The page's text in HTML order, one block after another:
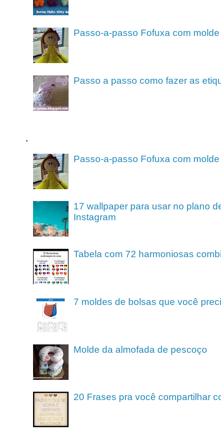
Passo-a-passo Fofuxa com molde
Passo a passo como fazer as
.
Passo-a-passo Fofuxa com molde
17 wallpaper para usar no plano
Instagram
Tabela com 72 harmoniosas
7 moldes de bolsas que você
Molde da almofada de pescoço
20 Frases pra você compartilhar